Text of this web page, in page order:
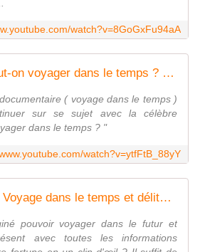
watch?v=8GoGxFu94aA
- Astronomie - Peut-on voyager dans le temps ? - Documentaire ( 29 )
( voyage dans le temps )
sur se sujet avec la célèbre
dans le temps ? "
watch?v=ytfFtB_88yY
Andrew Carlssin - Voyage dans le temps et délits d'initiés
pouvoir voyager dans le futur et
avec toutes les informations